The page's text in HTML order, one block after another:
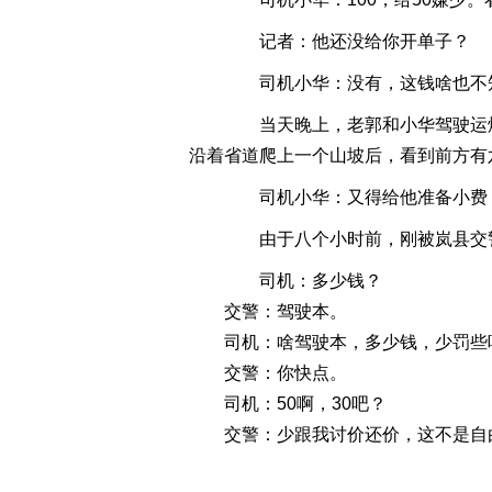
记者：他还没给你开单子？
司机小华：没有，这钱啥也不
当天晚上，老郭和小华驾驶运
沿着省道爬上一个山坡后，看到前方
司机小华：又得给他准备小费
由于八个小时前，刚被岚县交
司机：多少钱？
交警：驾驶本。
司机：啥驾驶本，多少钱，少罚些
交警：你快点。
司机：50啊，30吧？
交警：少跟我讨价还价，这不是自